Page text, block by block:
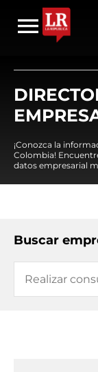
¡Conozca la
Colombia!
datos empresarial
Buscar